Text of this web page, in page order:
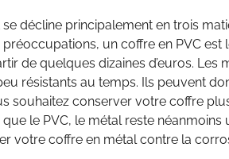
décline principalement en trois
un coffre en PVC est
de quelques dizaines d’euros. Les
résistants au temps. Ils peuvent
souhaitez conserver votre coffre
le PVC, le métal reste
votre coffre en métal contre la